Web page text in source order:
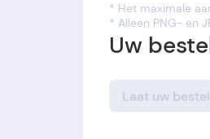
* Het maximale
* Alleen PNG- en
Uw